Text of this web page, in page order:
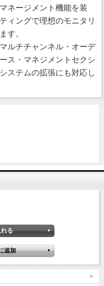
ネージメント機能を装
ィングで理想のモニタリ
す。
ルチチャンネル・オーデ
ス・マネジメントセクシ
ステムの拡張にも対応し